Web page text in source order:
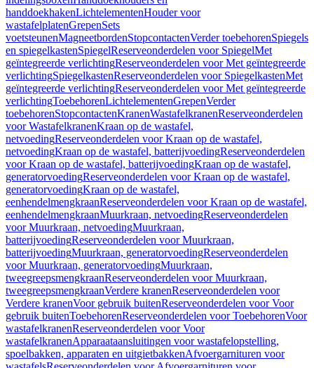
handdoekhakenLichtelementenHouder voor
wastafelplatenGrepenSets
voetsteunenMagneetbordenStopcontactenVerder toebehorenSpiegels
en spiegelkastenSpiegelReserveonderdelen voor SpiegelMet
geïntegreerde verlichtingReserveonderdelen voor Met geïntegreerde
verlichtingSpiegelkastenReserveonderdelen voor SpiegelkastenMet
geïntegreerde verlichtingReserveonderdelen voor Met geïntegreerde
verlichtingToebehorenLichtelementenGrepenVerder
toebehorenStopcontactenKranenWastafelkranenReserveonderdelen
voor WastafelkranenKraan op de wastafel,
netvoedingReserveonderdelen voor Kraan op de wastafel,
netvoedingKraan op de wastafel, batterijvoedingReserveonderdelen
voor Kraan op de wastafel, batterijvoedingKraan op de wastafel,
generatorvoedingReserveonderdelen voor Kraan op de wastafel,
generatorvoedingKraan op de wastafel,
eenhendelmengkraanReserveonderdelen voor Kraan op de wastafel,
eenhendelmengkraanMuurkraan, netvoedingReserveonderdelen
voor Muurkraan, netvoedingMuurkraan,
batterijvoedingReserveonderdelen voor Muurkraan,
batterijvoedingMuurkraan, generatorvoedingReserveonderdelen
voor Muurkraan, generatorvoedingMuurkraan,
tweegreepsmengkraanReserveonderdelen voor Muurkraan,
tweegreepsmengkraanVerdere kranenReserveonderdelen voor
Verdere kranenVoor gebruik buitenReserveonderdelen voor Voor
gebruik buitenToebehorenReserveonderdelen voor ToebehorenVoor
wastafelkranenReserveonderdelen voor Voor
wastafelkranenApparaataansluitingen voor wastafelopstelling,
spoelbakken, apparaten en uitgietbakkenAfvoergarnituren voor